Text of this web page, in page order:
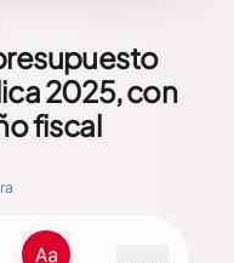
2025, con
fiscal